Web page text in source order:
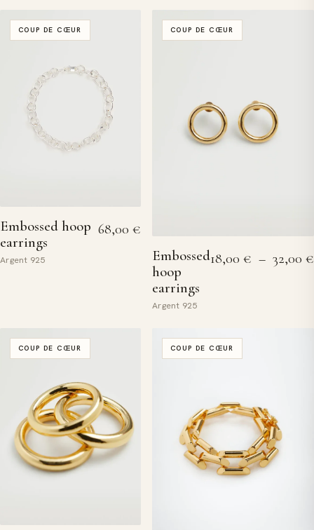
COUP DE CŒUR
Embossed hoop
earrings
Argent 925
68,00 €
COUP DE CŒUR
Embossed
hoop
earrings
Argent 925
18,00 € – 32,00 €
COUP DE CŒUR COUP DE CŒUR